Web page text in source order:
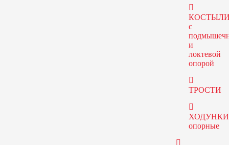
с
и
локтевой
опорой
ТРОСТИ
ХОДУНКИ
опорные